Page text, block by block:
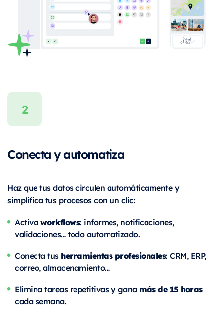
Conecta y automatiza
Haz que tus datos circulen automáticamente y
simplifica tus procesos con un clic:
Activaworkflows: informes, notificaciones,
validaciones… todo automatizado.
Conecta tus herramientas profesionales: CRM, ERP,
correo, almacenamiento…
Elimina tareas repetitivas y gana más de 15 horas
cada semana.